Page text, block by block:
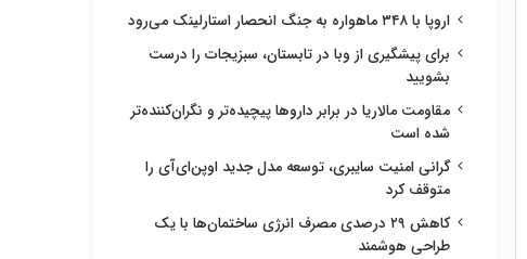
اروپا با ۳۴۸ ماهواره به جنگ انحصار استارلینک می‌رود
برای پیشگیری از وبا در تابستان، سبزیجات را درست
بشویید
مقاومت مالاریا در برابر داروها پیچیده‌تر و نگران‌کننده‌تر
شده است
گرانی امنیت سایبری، توسعه مدل جدید اوپن‌ای‌آی را
متوقف کرد
کاهش ۲۹ درصدی مصرف انرژی ساختمان‌ها با یک
طراحی هوشمند